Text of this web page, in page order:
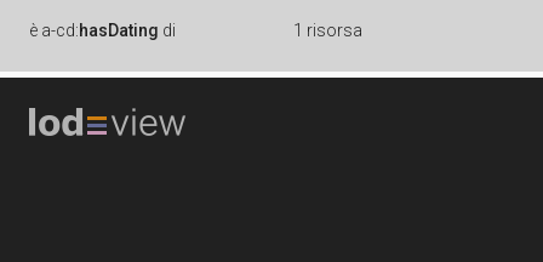
è a-cd:hasDating di 1 risorsa